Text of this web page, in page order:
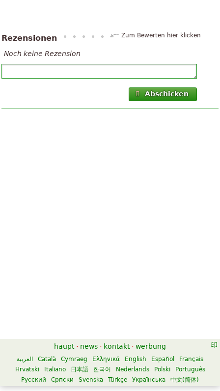
Rezensionen Zum Bewerten hier klicken
Noch keine Rezension
Abschicken
haupt · news · kontakt · werbung
العربية Català Cymraeg Ελληνικά English Español
Français
Hrvatski
Italiano 日本語 한국어 Nederlands Polski
Português
Русский
Српски Svenska Türkçe Українська 中文(简体)